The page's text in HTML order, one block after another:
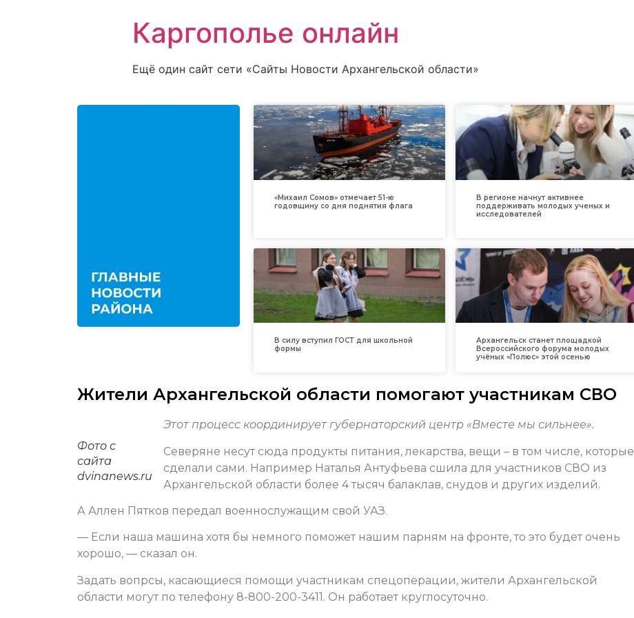
Каргополье онлайн
Ещё один сайт сети «Сайты Новости Архангельской области»
«Михаил Сомов» отмечает 51-ю
годовщину со дня поднятия флага
В регионе начнут активнее
поддерживать молодых ученых и
исследователей
В силу вступил ГОСТ для школьной
формы
Архангельск станет площадкой
Всероссийского форума молодых
учёных «Полюс» этой осенью
Жители Архангельской области помогают участникам СВО
Фото с
сайта
dvinanews.ru
Этот процесс координирует губернаторский центр «Вместе мы сильнее».
Северяне несут сюда продукты питания, лекарства, вещи – в том числе, которые
сделали сами. Например Наталья Антуфьева сшила для участников СВО из
Архангельской области более 4 тысяч балаклав, снудов и других изделий.
А Аллен Пятков передал военнослужащим свой УАЗ.
— Если наша машина хотя бы немного поможет нашим парням на фронте, то это будет очень
хорошо, — сказал он.
Задать вопрсы, касающиеся помощи участникам спецоперации, жители Архангельской
области могут по телефону 8-800-200-3411. Он работает круглосуточно.